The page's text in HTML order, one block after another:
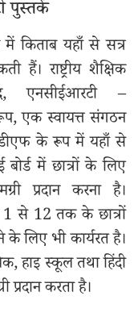
पुस्तकें
में किताब यहाँ से सत्र
राष्ट्रीय शैक्षिक
एनसीईआरटी –
एक स्वायत्त संगठन
के रूप में यहाँ से
में छात्रों के लिए
प्रदान करना है।
1 से 12 तक के छात्रों
लिए भी कार्यरत है।
हाइ स्कूल तथा हिंदी
प्रदान करता है।